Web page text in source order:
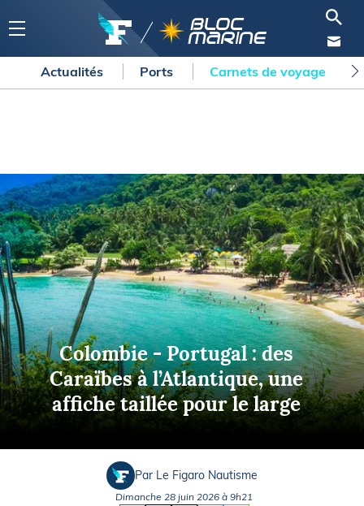
Actualités Ports Carnets de voyage
Colombie - Portugal : des
Caraïbes à l’Atlantique, une
affiche taillée pour le large
Par Le Figaro Nautisme
Dimanche 28 juin 2026 à 9h21